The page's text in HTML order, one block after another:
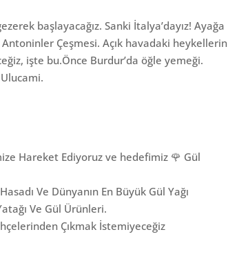
başlayacağız. Sanki İtalya’dayız! Ayağa
Çeşmesi. Açık havadaki heykellerin
işte bu.Önce Burdur’da öğle yemeği.
Hareket Ediyoruz ve hedefimiz 🌹 Gül
Ve Dünyanın En Büyük Gül Yağı
Ve Gül Ürünleri.
Çıkmak İstemiyeceğiz